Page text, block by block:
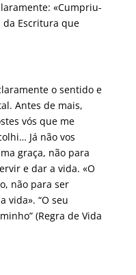
«Cumpriu-
da Escritura que
o sentido e
Antes de mais,
vós que me
Já não vos
graça, não para
e dar a vida. «O
não para ser
vida». “O seu
(Regra de Vida